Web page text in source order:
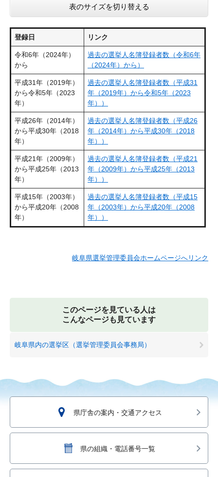
表のサイズを切り替える
登録日 リンク
令和6年（2024年）
から
過去の選挙人名簿登録者数（令和6年
（2024年）から）
平成31年（2019年）
から令和5年（2023
年）
過去の選挙人名簿登録者数（平成31
年（2019年）から令和5年（2023
年））
平成26年（2014年）
から平成30年（2018
年）
過去の選挙人名簿登録者数（平成26
年（2014年）から平成30年（2018
年））
平成21年（2009年）
から平成25年（2013
年）
過去の選挙人名簿登録者数（平成21
年（2009年）から平成25年（2013
年））
平成15年（2003年）
から平成20年（2008
年）
過去の選挙人名簿登録者数（平成15
年（2003年）から平成20年（2008
年））
岐阜県選挙管理委員会ホームページへリンク
このページを見ている人は
こんなページも見ています
岐阜県内の選挙区（選挙管理委員会事務局）
県庁舎の案内・交通アクセス
県の組織・電話番号一覧